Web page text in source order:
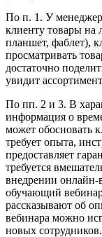
По п. 1. У
клиенту товары на
планшет, фаблет),
просматривать
достаточно
увидит
По пп. 2 и 3. В
информация о
может обосновать
требует опыта,
предоставляет
требуется
внедрении
обучающий
рассказывают об
вебинара можно
новых сотрудников.